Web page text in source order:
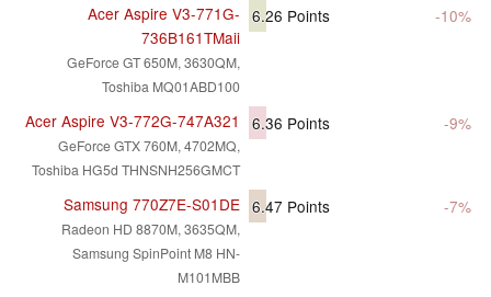
Acer Aspire V3-771G-
736B161TMaii
GeForce GT 650M, 3630QM,
Toshiba MQ01ABD100
6.26 Points -10%
Acer Aspire V3-772G-747A321
GeForce GTX 760M, 4702MQ,
Toshiba HG5d THNSNH256GMCT
6.36 Points -9%
Samsung 770Z7E-S01DE
Radeon HD 8870M, 3635QM,
Samsung SpinPoint M8 HN-
M101MBB
6.47 Points -7%